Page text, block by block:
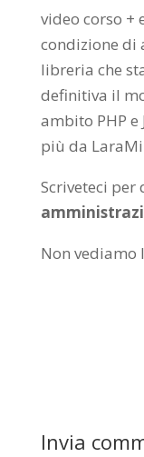
video corso +
condizione di
libreria che
definitiva il
ambito PHP e
più da
Scriveteci
Non vediamo
Invia